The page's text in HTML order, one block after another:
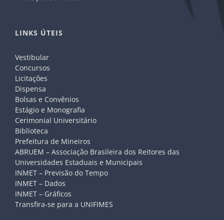
LINKS ÚTEIS
Vestibular
Concursos
Licitações
Dispensa
Bolsas e Convênios
Estágio e Monografia
Cerimonial Universitário
Biblioteca
Prefeitura de Mineiros
ABRUEM – Associação Brasileira dos Reitores das
Universidades Estaduais e Municipais
INMET – Previsão do Tempo
INMET – Dados
INMET – Gráficos
Transfira-se para a UNIFIMES